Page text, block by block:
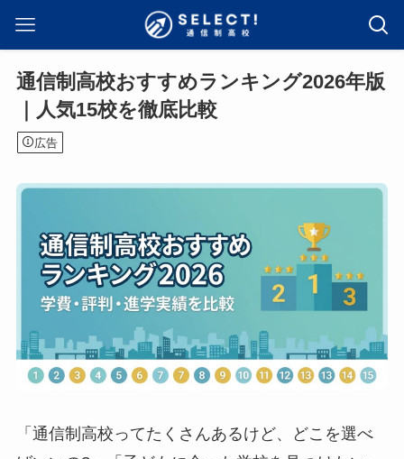
通信制高校おすすめランキング2026年版
｜人気15校を徹底比較
広告
「通信制高校ってたくさんあるけど、どこを選べ